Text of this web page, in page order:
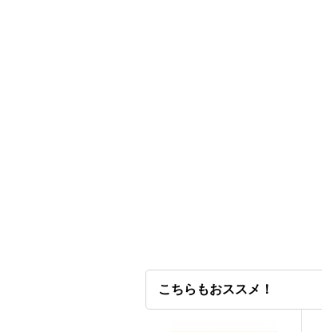
こちらもおススメ！